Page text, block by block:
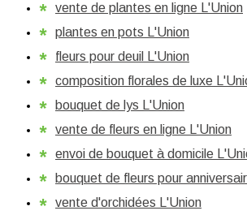
vente de plantes en ligne L'Union
plantes en pots L'Union
fleurs pour deuil L'Union
composition florales de luxe
bouquet de lys L'Union
vente de fleurs en ligne L'Union
envoi de bouquet à domicile
bouquet de fleurs pour
vente d'orchidées L'Union